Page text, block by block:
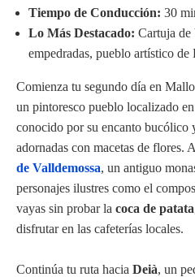
Tiempo de Conducción: 30
Lo Más Destacado: Cartuja de
empedradas, pueblo artístico de
Comienza tu segundo día en
un pintoresco pueblo localizado
conocido por su encanto bucólico
adornadas con macetas de flores.
de Valldemossa, un antiguo
personajes ilustres como el
vayas sin probar la coca de patata
disfrutar en las cafeterías locales.
Continúa tu ruta hacia Deià, un